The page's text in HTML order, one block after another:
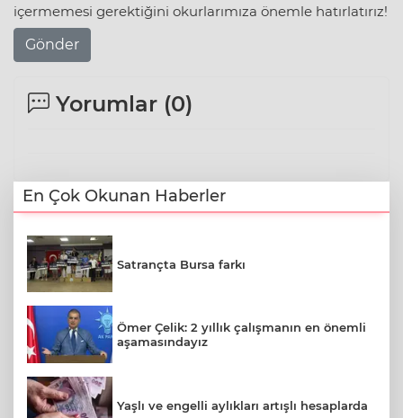
içermemesi gerektiğini okurlarımıza önemle hatırlatırız!
Gönder
Yorumlar (0)
En Çok Okunan Haberler
Satrançta Bursa farkı
Ömer Çelik: 2 yıllık çalışmanın en önemli
aşamasındayız
Yaşlı ve engelli aylıkları artışlı hesaplarda